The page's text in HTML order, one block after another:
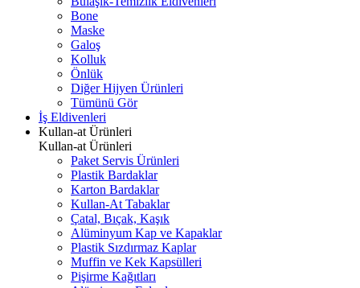
Bone
Maske
Galoş
Kolluk
Önlük
Diğer Hijyen Ürünleri
Tümünü Gör
İş Eldivenleri
Kullan-at Ürünleri
Kullan-at Ürünleri
Paket Servis Ürünleri
Plastik Bardaklar
Karton Bardaklar
Kullan-At Tabaklar
Çatal, Bıçak, Kaşık
Alüminyum Kap ve Kapaklar
Plastik Sızdırmaz Kaplar
Muffin ve Kek Kapsülleri
Pişirme Kağıtları